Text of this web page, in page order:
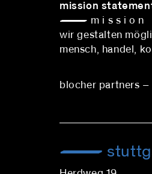
mission
— m i s s i o n
wir gestalten
mensch, handel,
blocher partners –